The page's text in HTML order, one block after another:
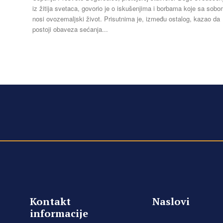
iz žitija svetaca, govorio je o iskušenjima i borbama koje sa
nosi ovozemaljski život. Prisutnima je, između ostalog, kazao da
postoji obaveza sećanja...
Kontakt
informacije
Naslovi